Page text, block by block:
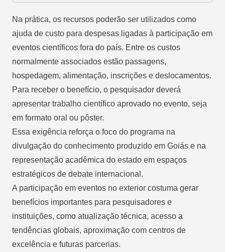
Na prática, os recursos poderão ser utilizados como
ajuda de custo para despesas ligadas à participação em
eventos científicos fora do país. Entre os custos
normalmente associados estão passagens,
hospedagem, alimentação, inscrições e deslocamentos.
Para receber o benefício, o pesquisador deverá
apresentar trabalho científico aprovado no evento, seja
em formato oral ou pôster.
Essa exigência reforça o foco do programa na
divulgação do conhecimento produzido em Goiás e na
representação acadêmica do estado em espaços
estratégicos de debate internacional.
A participação em eventos no exterior costuma gerar
benefícios importantes para pesquisadores e
instituições, como atualização técnica, acesso a
tendências globais, aproximação com centros de
excelência e futuras parcerias.